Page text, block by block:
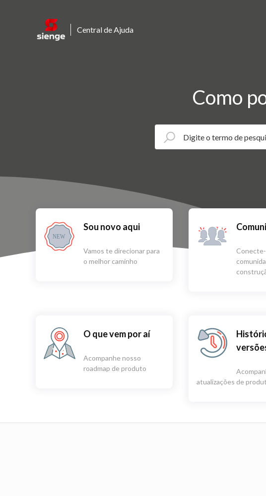
Central de Ajuda
Como
NEW
Sou novo aqui
Vamos te direcionar para
o melhor caminho
O que vem por aí
Acompanhe nosso
roadmap de produto
atualizações de